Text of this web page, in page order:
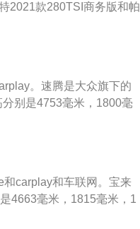
2021款280TSI商务版和帕
商为上汽大众，级别为中
小时为210千米，进气形
。速腾是大众旗下的
别是4753毫米，1800毫
升涡轮增压发动机，另
离合变速箱。1.4升涡轮增
动机匹配的是7速双离合
效率，这种变速箱是基于
速箱多了一套离合器和一
油经济性。速腾的前悬架
carplay和车联网。宝来
4663毫米，1815毫米，1
动机，分别是1.2升涡轮增